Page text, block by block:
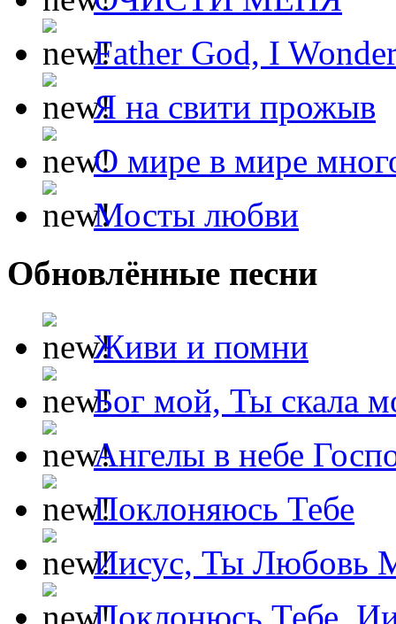
Father God, I
Я на свити прожыв
О мире в мире
Мосты любви
Обновлённые песни
Живи и помни
Бог мой, Ты скала
Ангелы в небе
Поклоняюсь Тебе
Иисус, Ты Любовь
Поклонюсь Тебе,